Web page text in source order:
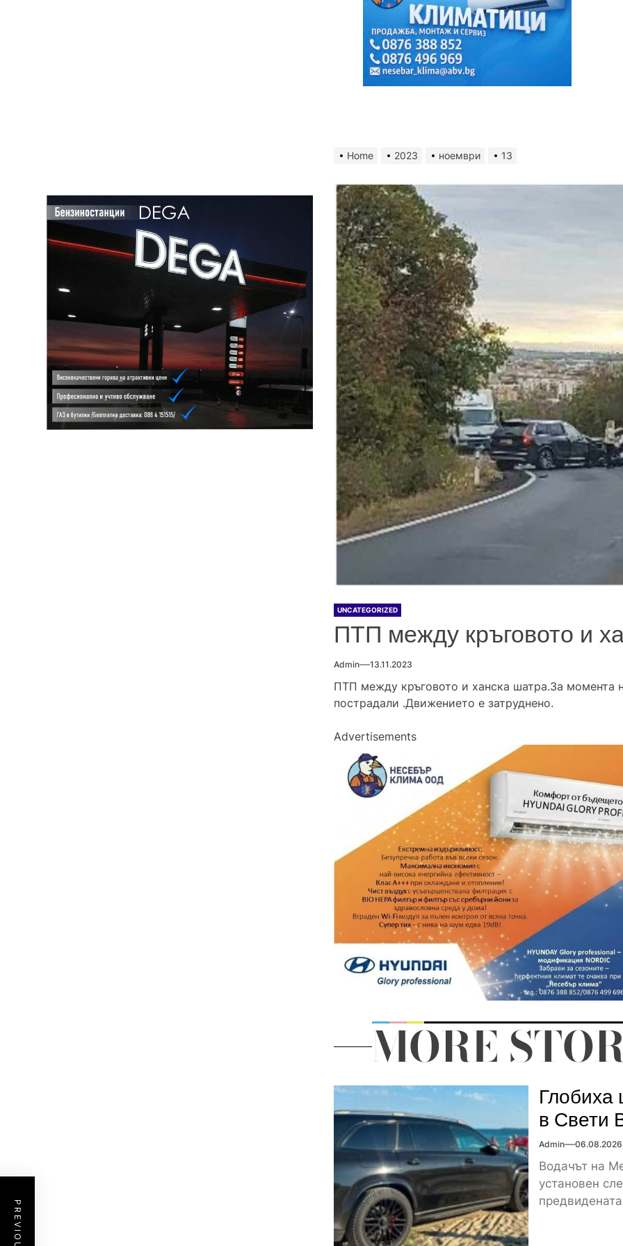
Home 2023 ноември 13
UNCATEGORIZED
ПТП между кръговото и
Admin 13.11.2023
ПТП между кръговото и ханска шатра.За момента
пострадали .Движението е затруднено.
Advertisements
MORE
в Свети
Admin 06.08.2026
Водачът на
установен